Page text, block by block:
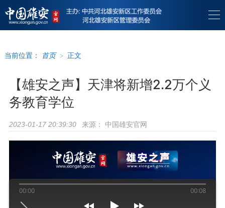
当前位置： 首页 > 正文
【雄安之声】天津将新增2.2万个义
务教育学位
2023-01-17 20:39:30 来源： 中国雄安官网
00:00 00:08